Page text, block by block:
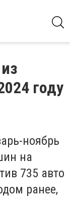
году
ноябрь
на
735 авто
ранее,